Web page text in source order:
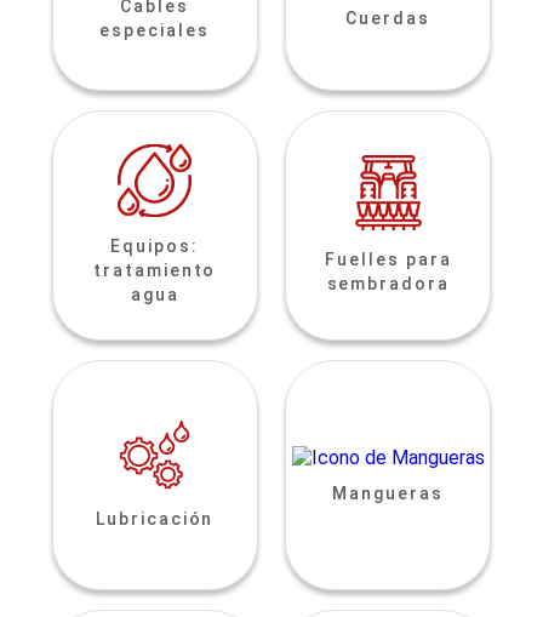
Cables
especiales
Cuerdas
Equipos:
tratamiento
agua
Fuelles para
sembradora
Lubricación
Mangueras